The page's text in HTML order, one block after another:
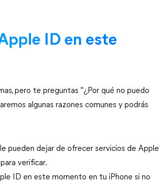
ID en este
pero te preguntas "¿Por qué no puedo
algunas razones comunes y podrás
pueden dejar de ofrecer servicios de Apple
verificar.
ID en este momento en tu iPhone si no